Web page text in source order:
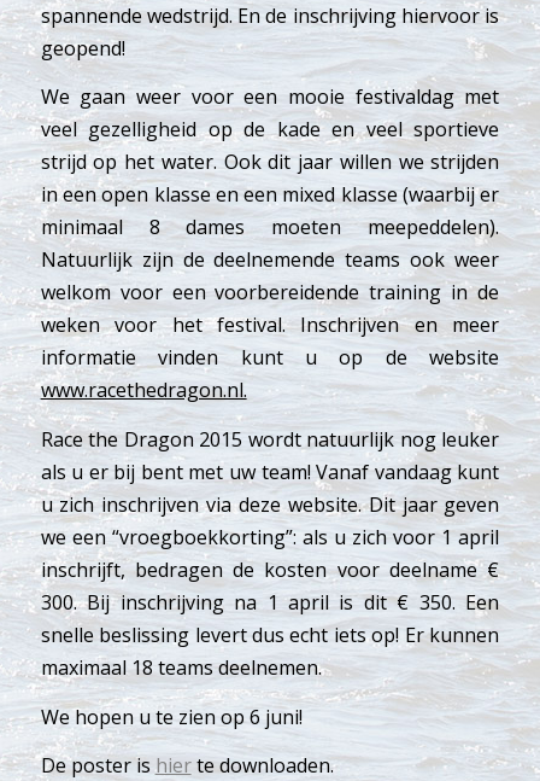
spannende wedstrijd. En de inschrijving hiervoor is
geopend!
We gaan weer voor een mooie festivaldag met
veel gezelligheid op de kade en veel sportieve
strijd op het water. Ook dit jaar willen we strijden
in een open klasse en een mixed klasse (waarbij er
minimaal 8 dames moeten meepeddelen).
Natuurlijk zijn de deelnemende teams ook weer
welkom voor een voorbereidende training in de
weken voor het festival. Inschrijven en meer
informatie vinden kunt u op de website
www.racethedragon.nl.
Race the Dragon 2015 wordt natuurlijk nog leuker
als u er bij bent met uw team! Vanaf vandaag kunt
u zich inschrijven via deze website. Dit jaar geven
we een “vroegboekkorting”: als u zich voor 1 april
inschrijft, bedragen de kosten voor deelname €
300. Bij inschrijving na 1 april is dit € 350. Een
snelle beslissing levert dus echt iets op! Er kunnen
maximaal 18 teams deelnemen.
We hopen u te zien op 6 juni!
De poster is hierte downloaden.